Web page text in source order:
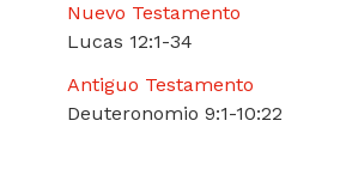
Nuevo Testamento
Lucas 12:1-34
Antiguo Testamento
Deuteronomio 9:1-10:22